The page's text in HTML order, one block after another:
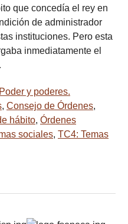
que concedía el rey en
de administrador
instituciones. Pero esta
inmediatamente el
y poderes.
, Consejo de Órdenes,
hábito, Órdenes
sociales, TC4: Temas